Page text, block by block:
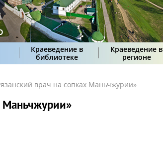
Краеведение в
библиотеке
Краеведение в
регионе
врач на сопках Маньчжурии»
Маньчжурии»